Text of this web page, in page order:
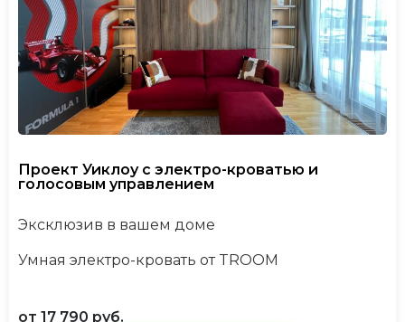
Проект Уиклоу с электро-кроватью и
голосовым управлением
Эксклюзив в вашем доме
Умная электро-кровать от TROOM
от 17 790 руб.